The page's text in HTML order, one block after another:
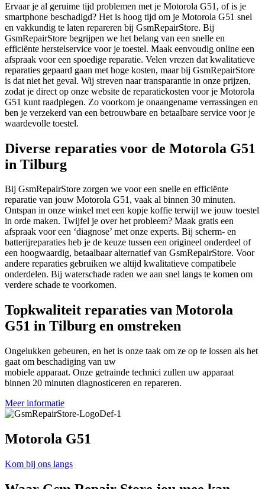
Ervaar je al geruime tijd problemen met je Motorola G51, of is je
smartphone beschadigd? Het is hoog tijd om je Motorola G51 snel
en vakkundig te laten repareren bij GsmRepairStore. Bij
GsmRepairStore begrijpen we het belang van een snelle en
efficiënte herstelservice voor je toestel. Maak eenvoudig online een
afspraak voor een spoedige reparatie. Velen vrezen dat kwalitatieve
reparaties gepaard gaan met hoge kosten, maar bij GsmRepairStore
is dat niet het geval. Wij streven naar transparantie in onze prijzen,
zodat je direct op onze website de reparatiekosten voor je Motorola
G51 kunt raadplegen. Zo voorkom je onaangename verrassingen en
ben je verzekerd van een betrouwbare en betaalbare service voor je
waardevolle toestel.
Diverse reparaties voor de Motorola G51
in Tilburg
Bij GsmRepairStore zorgen we voor een snelle en efficiënte
reparatie van jouw Motorola G51, vaak al binnen 30 minuten.
Ontspan in onze winkel met een kopje koffie terwijl we jouw toestel
in orde maken. Twijfel je over het probleem? Maak gratis een
afspraak voor een ‘diagnose’ met onze experts. Bij scherm- en
batterijreparaties heb je de keuze tussen een origineel onderdeel of
een hoogwaardig, betaalbaar alternatief van GsmRepairStore. Voor
andere reparaties gebruiken we altijd kwalitatieve compatibele
onderdelen. Bij waterschade raden we aan snel langs te komen om
verdere schade te voorkomen.
Topkwaliteit reparaties van Motorola
G51 in Tilburg en omstreken
Ongelukken gebeuren, en het is onze taak om ze op te lossen als het
gaat om beschadiging van uw
mobiele apparaat. Onze getrainde technici zullen uw apparaat
binnen 20 minuten diagnosticeren en repareren.
Meer informatie
Motorola G51
Kom bij ons langs